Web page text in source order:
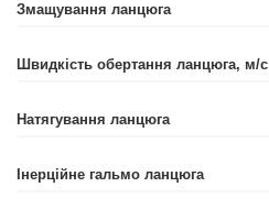
Змащування ланцюга
Швидкість обертання ланцюга, м/с
Натягування ланцюга
Інерційне гальмо ланцюга